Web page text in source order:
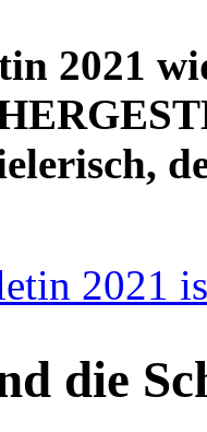
2021
2021
die